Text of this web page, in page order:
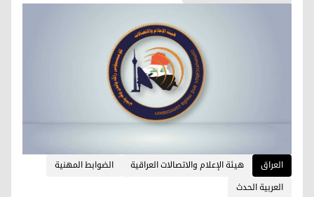
العراق هيئة الإعلام والاتصالات العراقية
الضوابط المهنية
العربية الحدث